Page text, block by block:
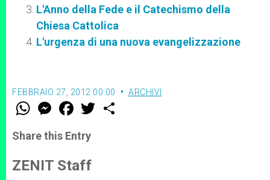
L'Anno della Fede e il Catechismo della
Chiesa Cattolica
L'urgenza di una nuova evangelizzazione
FEBBRAIO 27, 2012 00:00 ARCHIVI
W
t
s
p
p
M
e
s
e
g
e
F
a
e
b
o
k
w
Share this Entry
ZENIT Staff